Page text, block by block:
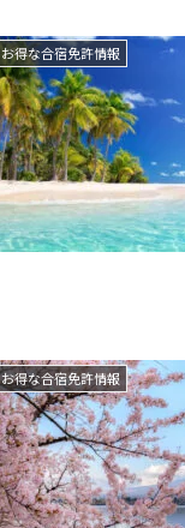
お得な合宿免許情報
お得な合宿免許情報